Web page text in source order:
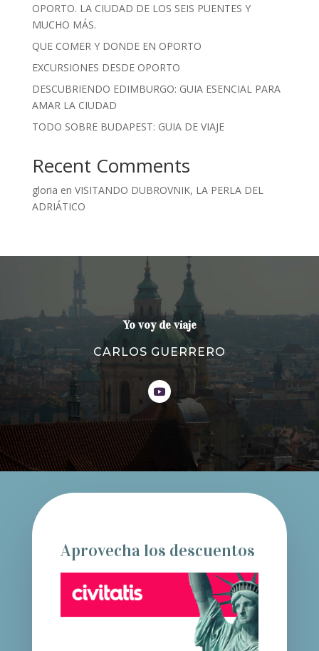
OPORTO. LA CIUDAD DE LOS SEIS PUENTES Y
MUCHO MÁS.
QUE COMER Y DONDE EN OPORTO
EXCURSIONES DESDE OPORTO
DESCUBRIENDO EDIMBURGO: GUIA ESENCIAL PARA
AMAR LA CIUDAD
TODO SOBRE BUDAPEST: GUIA DE VIAJE
Recent Comments
gloria en VISITANDO DUBROVNIK, LA PERLA DEL
ADRIÁTICO
Yo voy de viaje
CARLOS GUERRERO
Aprovecha los descuentos